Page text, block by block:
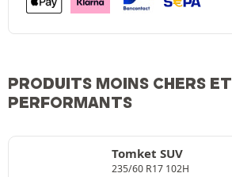
PRODUITS MOINS CHERS ET
PERFORMANTS
Tomket SUV
235/60 R17 102H